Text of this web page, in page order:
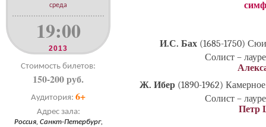
среда
19:00
2013
Стоимость билетов:
150-200 руб.
Аудитория: 6+
Адрес зала:
Россия, Санкт-Петербург,
И.С. Бах (1685-1750)
Солист –
Ж. Ибер (1890-1962)
Солист –
Петр